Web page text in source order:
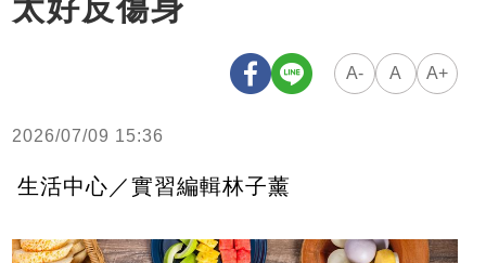
太好反傷身
A- A A+
2026/07/09 15:36
生活中心／實習編輯林子薰